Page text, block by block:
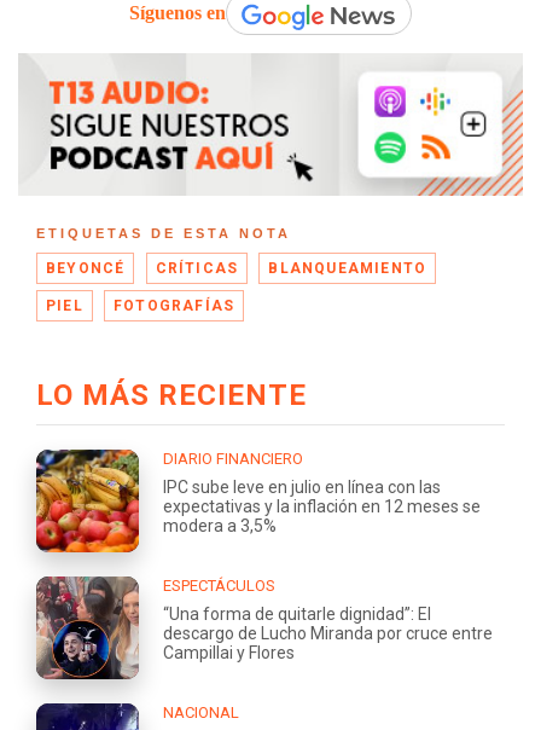
Síguenos en
ETIQUETAS DE ESTA NOTA
BEYONCÉ CRÍTICAS BLANQUEAMIENTO
PIEL FOTOGRAFÍAS
LO MÁS RECIENTE
DIARIO FINANCIERO
IPC sube leve en julio en línea con las
expectativas y la inflación en 12 meses se
modera a 3,5%
ESPECTÁCULOS
“Una forma de quitarle dignidad”: El
descargo de Lucho Miranda por cruce entre
Campillai y Flores
NACIONAL